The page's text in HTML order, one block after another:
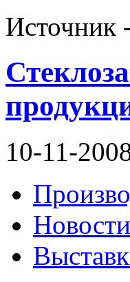
Источник
10-11-
Новости